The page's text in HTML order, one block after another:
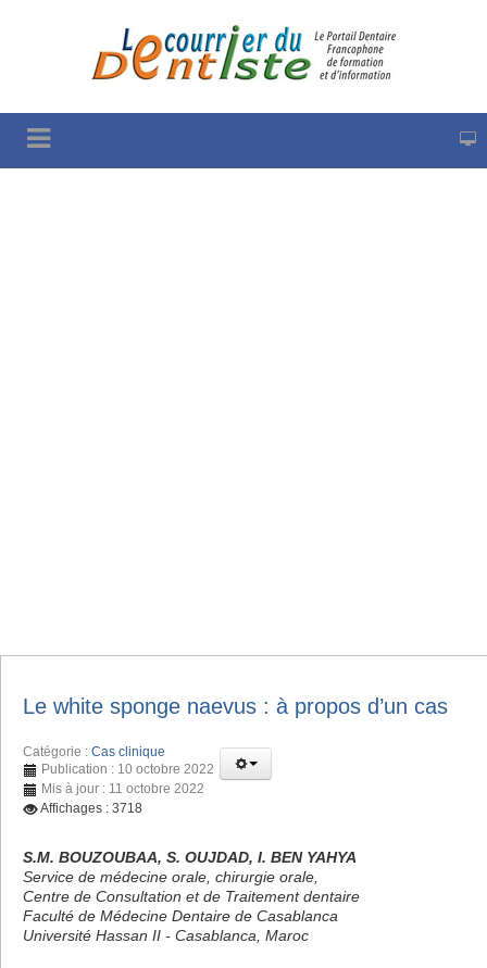
Le white sponge naevus : à propos d’un cas
Catégorie : Cas clinique
Publication : 10 octobre 2022
Mis à jour : 11 octobre 2022
Affichages : 3718
S.M. BOUZOUBAA, S. OUJDAD, I. BEN YAHYA
Service de médecine orale, chirurgie orale,
Centre de Consultation et de Traitement dentaire
Faculté de Médecine Dentaire de Casablanca
Université Hassan II - Casablanca, Maroc